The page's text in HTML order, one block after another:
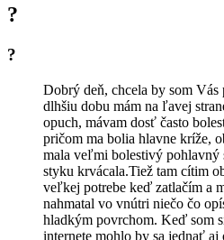
?
?
Dobrý deň, chcela by som
dlhšiu dobu mám na ľavej
opuch, mávam dosť často
pričom ma bolia hlavne kríže,
mala veľmi bolestivý pohlavný
styku krvácala.Tiež tam cítim
veľkej potrebe keď zatlačím a
nahmatal vo vnútri niečo čo
hladkým povrchom. Keď som
internete mohlo by sa jednať